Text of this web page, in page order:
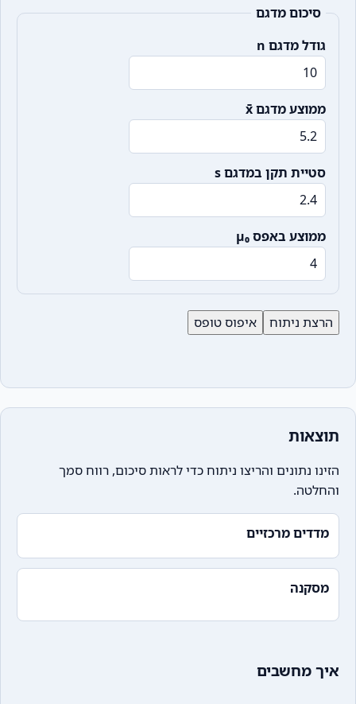
סיכום מדגם
גודל מדגם n
ממוצע מדגם x̄
סטיית תקן במדגם s
ממוצע באפס μ₀
הרצת ניתוח איפוס טופס
תוצאות
הזינו נתונים והריצו ניתוח כדי לראות סיכום, רווח סמך
והחלטה.
מדדים מרכזיים
מסקנה
איך מחשבים